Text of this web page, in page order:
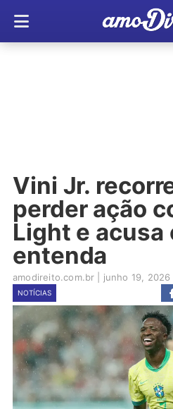
Vini Jr.
perder ação
Light e acusa
entenda
amodireito.com.br junho 19, 2026
NOTÍCIAS